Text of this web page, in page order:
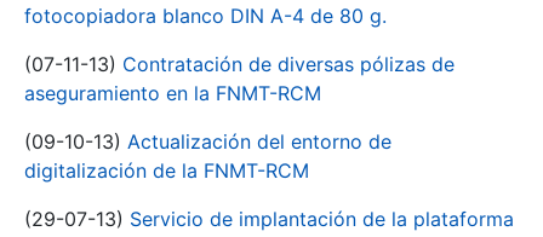
fotocopiadora blanco DIN A-4 de 80 g.
(07-11-13) Contratación de diversas pólizas de
aseguramiento en la FNMT-RCM
(09-10-13) Actualización del entorno de
digitalización de la FNMT-RCM
(29-07-13) Servicio de implantación de la plataforma